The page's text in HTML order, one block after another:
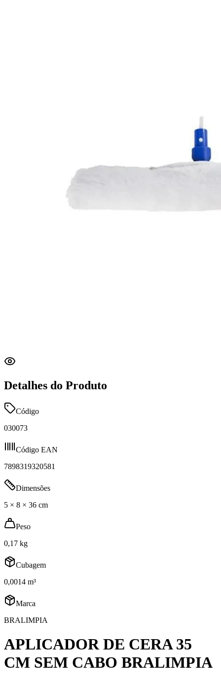
Detalhes do Produto
Código
030073
Código EAN
7898319320581
Dimensões
5 × 8 × 36 cm
Peso
0,17 kg
Cubagem
0,0014 m³
Marca
BRALIMPIA
APLICADOR DE CERA 35
CM SEM CABO BRALIMPIA